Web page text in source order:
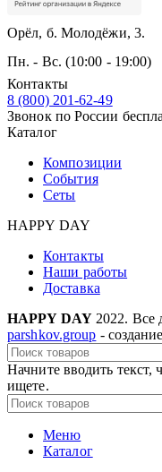
Орёл, б. Молодёжи, 3.
Пн. - Вс. (10:00 - 19:00)
Контакты
8 (800) 201-62-49
Звонок по России
Каталог
Композиции
События
Сеты
HAPPY DAY
Контакты
Наши работы
Доставка
HAPPY DAY 2022. Все
parshkov.group -
Начните вводить текст,
ищете.
Меню
Каталог